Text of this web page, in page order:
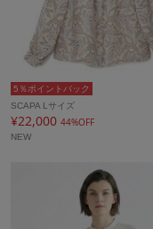
5％ポイントバック
SCAPA Lサイズ
¥22,000 44%OFF
NEW